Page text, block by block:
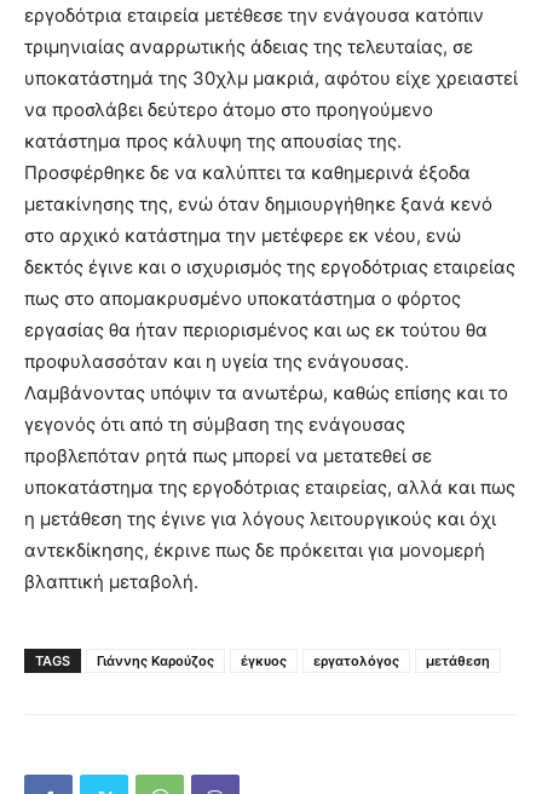
εργοδότρια εταιρεία μετέθεσε την ενάγουσα κατόπιν
τριμηνιαίας αναρρωτικής άδειας της τελευταίας, σε
υποκατάστημά της 30χλμ μακριά, αφότου είχε χρειαστεί
να προσλάβει δεύτερο άτομο στο προηγούμενο
κατάστημα προς κάλυψη της απουσίας της.
Προσφέρθηκε δε να καλύπτει τα καθημερινά έξοδα
μετακίνησης της, ενώ όταν δημιουργήθηκε ξανά κενό
στο αρχικό κατάστημα την μετέφερε εκ νέου, ενώ
δεκτός έγινε και ο ισχυρισμός της εργοδότριας εταιρείας
πως στο απομακρυσμένο υποκατάστημα ο φόρτος
εργασίας θα ήταν περιορισμένος και ως εκ τούτου θα
προφυλασσόταν και η υγεία της ενάγουσας.
Λαμβάνοντας υπόψιν τα ανωτέρω, καθώς επίσης και το
γεγονός ότι από τη σύμβαση της ενάγουσας
προβλεπόταν ρητά πως μπορεί να μετατεθεί σε
υποκατάστημα της εργοδότριας εταιρείας, αλλά και πως
η μετάθεση της έγινε για λόγους λειτουργικούς και όχι
αντεκδίκησης, έκρινε πως δε πρόκειται για μονομερή
βλαπτική μεταβολή.
TAGS Γιάννης Καρούζος έγκυος εργατολόγος μετάθεση